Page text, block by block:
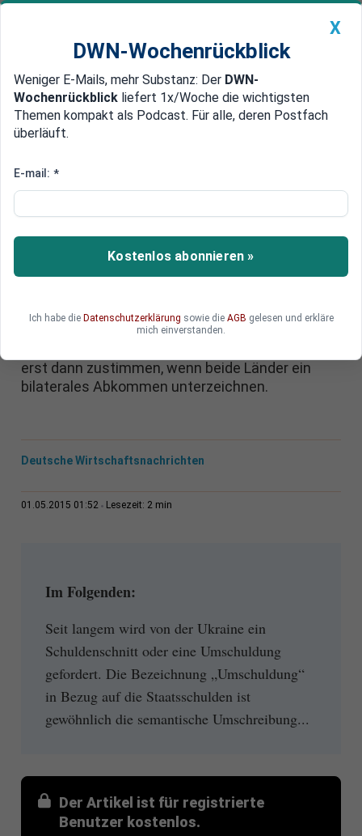
Newsticker MEIN DWN: Geldanlage Premium
Edelmetalle DWN-Magazin China
Schuldenschnitt gewünscht
Schuldenschnitt: Russland lässt
US-Investoren in der Ukraine
auflaufen
Zahlreiche US-Investoren wie George Soros
Vertrauen darauf, dass es zu einem Bail-out
kommt. Doch der zweitgrößte Gläubiger der
erst dann zustimmen, wenn beide Länder ein
bilaterales Abkommen unterzeichnen.
Deutsche Wirtschaftsnachrichten
01.05.2015 01:52 Lesezeit: 2 min
Im Folgenden:
Seit langem wird von der Ukraine ein
Schuldenschnitt oder eine Umschuldung
gefordert. Die Bezeichnung „Umschuldung“
in Bezug auf die Staatsschulden ist
gewöhnlich die semantische Umschreibung...
Der Artikel ist für registrierte
Benutzer kostenlos.
X
DWN-Wochenrückblick
Weniger E-Mails, mehr Substanz: Der DWN-
Wochenrückblick liefert 1x/Woche die wichtigsten
Themen kompakt als Podcast. Für alle, deren Postfach
überläuft.
E-mail: *
Kostenlos abonnieren »
Ich habe die Datenschutzerklärung sowie die AGB gelesen und erkläre
mich einverstanden.